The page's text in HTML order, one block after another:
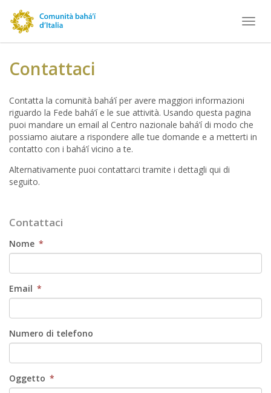
Contattaci
Contatta la comunità bahá’í per avere maggiori informazioni
riguardo la Fede bahá’í e le sue attività. Usando questa pagina
puoi mandare un email al Centro nazionale bahá’í di modo che
possiamo aiutare a rispondere alle tue domande e a metterti in
contatto con i bahá’í vicino a te.
Alternativamente puoi contattarci tramite i dettagli qui di
seguito.
Contattaci
*
Nome
*
Email
Numero di telefono
*
Oggetto